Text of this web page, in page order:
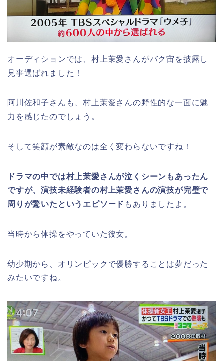
オーディションでは、村上茉愛さんがバク宙を披露し
見事選ばれました！
阿川佐和子さんも、村上茉愛さんの野性的な一面に魅
力を感じたのでしょう。
そして笑顔が素敵なのは全く変わらないですね！
ドラマの中では村上茉愛さんが泣くシーンもあったん
ですが、演技未経験者の村上茉愛さんの演技が完璧で
周りが驚いたというエピソード もありましたよ。
当時から体操をやっていた彼女。
幼少期から、オリンピックで優勝することは夢だった
みたいですね。